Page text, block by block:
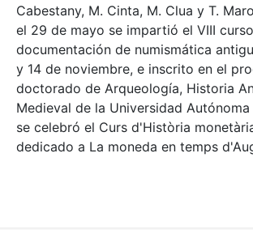
Cabestany, M. Cinta, M. Clua y T.
el 29 de mayo se impartió el VIII
documentación de numismática
y 14 de noviembre, e inscrito en el
doctorado de Arqueología, Historia
Medieval de la Universidad Autónoma
se celebró el Curs d'Història
dedicado a La moneda en temps